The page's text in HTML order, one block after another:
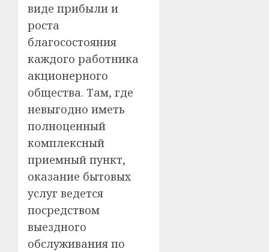
виде прибыли и
роста
благосостояния
каждого работника
акционерного
общества. Там, где
невыгодно иметь
полноценный
комплексный
приемный пункт,
оказание бытовых
услуг ведется
посредством
выездного
обслуживания по